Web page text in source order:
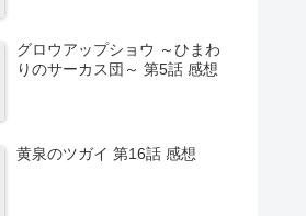
グロウアップショウ ～ひまわ
りのサーカス団～ 第5話 感想
黄泉のツガイ 第16話 感想